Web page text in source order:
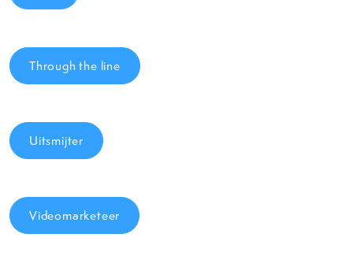
Through the line
Uitsmijter
Videomarketeer